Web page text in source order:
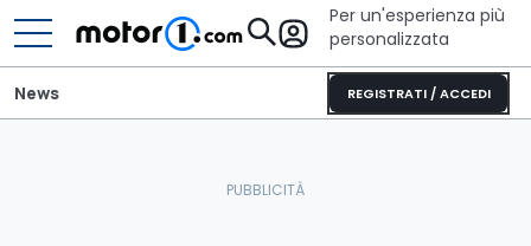
Per un'esperienza più
personalizzata
REGISTRATI / ACCEDI
News